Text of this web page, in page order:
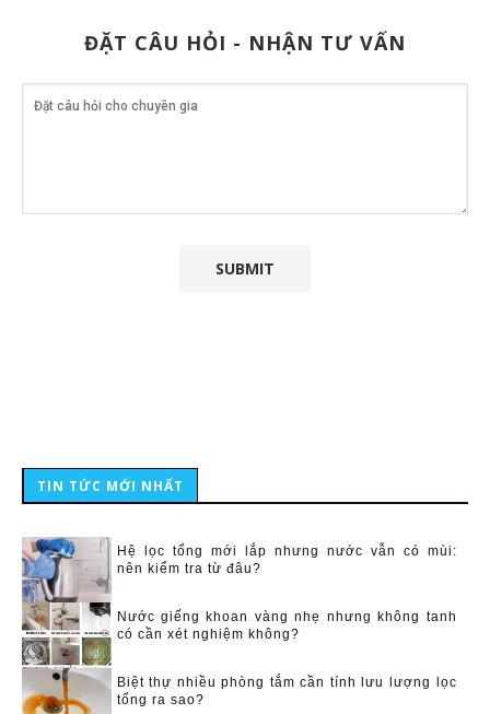
ĐẶT CÂU HỎI - NHẬN TƯ VẤN
TIN TỨC MỚI NHẤT
Hệ lọc tổng mới lắp nhưng nước vẫn có mùi:
nên kiểm tra từ đâu?
Nước giếng khoan vàng nhẹ nhưng không tanh
có cần xét nghiệm không?
Biệt thự nhiều phòng tắm cần tính lưu lượng lọc
tổng ra sao?